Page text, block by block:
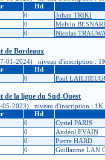
Hd
0 Johan TRIKI
0 Melvin
0 Nicolas
de Bordeaux
01-2024) niveau d'inscription :
Hd
0 Paul
de la ligue du Sud-Ouest
05-2023) niveau d'inscription : 1K
Hd
0 Cyriel PARIS
0 Andéol EVAIN
0 Pierre HARD
0 Guillaume LAN